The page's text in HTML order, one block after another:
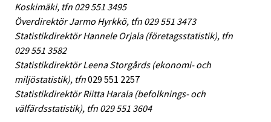
Koskimäki, tfn 029 551 3495
Överdirektör Jarmo Hyrkkö, tfn 029 551 3473
Statistikdirektör Hannele Orjala (företagsstatistik), tfn
029 551 3582
Statistikdirektör Leena Storgårds (ekonomi- och
miljöstatistik), tfn029 551 2257
Statistikdirektör Riitta Harala (befolknings- och
välfärdsstatistik), tfn 029 551 3604